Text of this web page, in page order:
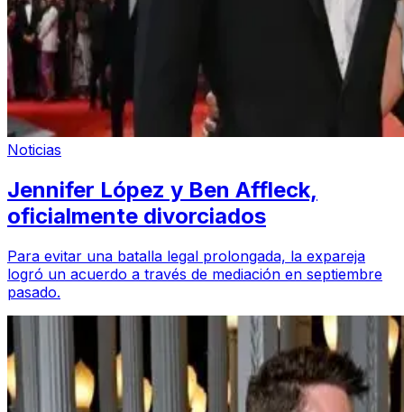
Noticias
Jennifer López y Ben Affleck,
oficialmente divorciados
Para evitar una batalla legal prolongada, la expareja
logró un acuerdo a través de mediación en septiembre
pasado.